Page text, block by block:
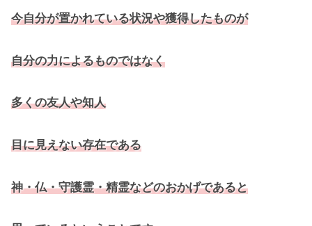
今自分が置かれている状況や獲得したものが
自分の力によるものではなく
多くの友人や知人
目に見えない存在である
神・仏・守護霊・精霊などのおかげであると